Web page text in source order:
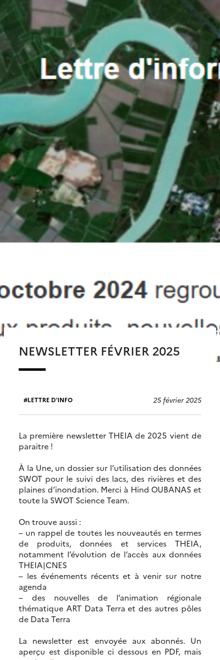
NEWSLETTER FÉVRIER 2025
LETTRE D'INFO 25 février 2025
La première newsletter THEIA de 2025 vient de
paraitre !
À la Une, un dossier sur l’utilisation des données
SWOT pour le suivi des lacs, des rivières et des
plaines d’inondation. Merci à Hind OUBANAS et
toute la SWOT Science Team.
On trouve aussi :
– un rappel de toutes les nouveautés en termes
de produits, données et services THEIA,
notamment l’évolution de l’accès aux données
THEIA|CNES
– les événements récents et à venir sur notre
agenda
– des nouvelles de l’animation régionale
thématique ART Data Terra et des autres pôles
de Data Terra
La newsletter est envoyée aux abonnés. Un
aperçu est disponible ci dessous en PDF, mais